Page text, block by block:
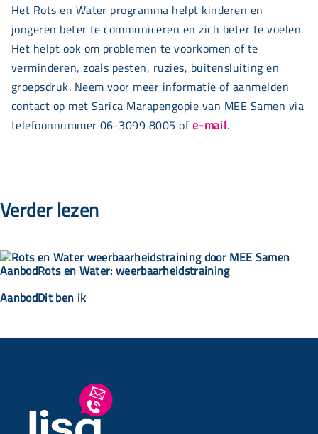
Het Rots en Water programma helpt kinderen en
jongeren beter te communiceren en zich beter te voelen.
Het helpt ook om problemen te voorkomen of te
verminderen, zoals pesten, ruzies, buitensluiting en
groepsdruk. Neem voor meer informatie of aanmelden
contact op met Sarica Marapengopie van MEE Samen via
telefoonnummer 06-3099 8005 ofe-mail.
Verder lezen
AanbodRots en Water: weerbaarheidstraining
AanbodDit ben ik